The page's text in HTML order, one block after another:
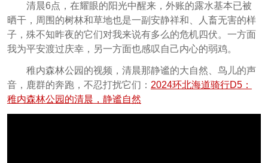
清晨6点，在耀眼的阳光中醒来，外账的露水基本已被
晒干，周围的树林和草地也是一副安静祥和、人畜无害的样
子，殊不知昨夜的它们对我来说有多么的危机四伏。一方面
我为平安渡过庆幸，另一方面也感叹自己内心的弱鸡。
稚内森林公园的视频，清晨那静谧的大自然、鸟儿的声
音，鹿群的奔跑，不忍打扰它们： 2024环北海道骑行D5：
稚内森林公园的清晨，静谧自然